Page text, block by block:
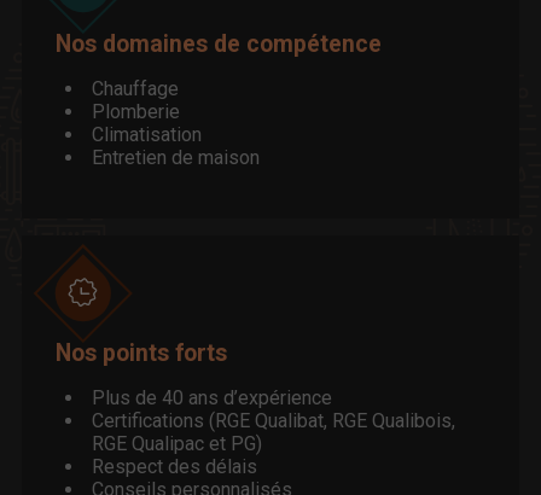
Nos domaines de compétence
Chauffage
Plomberie
Climatisation
Entretien de maison
Nos points forts
Plus de 40 ans d’expérience
Certifications (RGE Qualibat, RGE Qualibois,
RGE Qualipac et PG)
Respect des délais
Conseils personnalisés